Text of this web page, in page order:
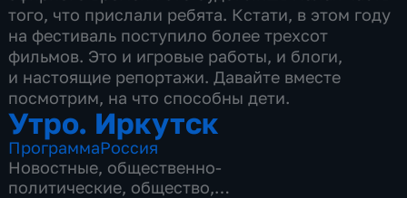
того, что прислали ребята. Кстати, в этом году
на фестиваль поступило более трехсот
фильмов. Это и игровые работы, и блоги,
и настоящие репортажи. Давайте вместе
посмотрим, на что способны дети.
Утро. Иркутск
ПрограммаРоссия
Новостные, общественно-
политические, общество,